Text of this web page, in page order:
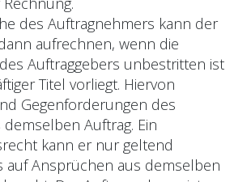
des Auftragnehmers kann der
aufrechnen, wenn die
Auftraggebers unbestritten ist
Titel vorliegt. Hiervon
Gegenforderungen des
Auftrag. Ein
kann er nur geltend
auf Ansprüchen aus demselben